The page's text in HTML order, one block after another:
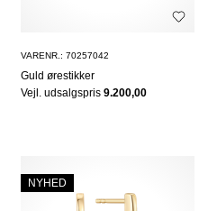
VARENR.: 70257042
Guld ørestikker
Vejl. udsalgspris 9.200,00
NYHED